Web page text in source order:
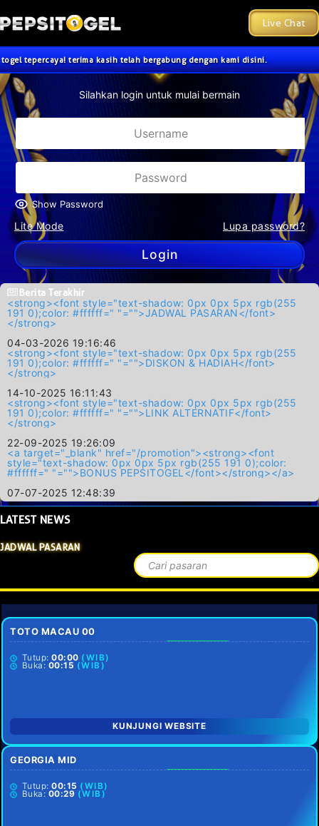
Live Chat
terima kasih telah bergabung dengan kami disini.
Silahkan login untuk mulai bermain
Show Password
Lite Mode Lupa password?
Login
Berita Terakhir
<strong><font style="text-shadow: 0px 0px 5px rgb(255
191 0);color: #ffffff=" "="">JADWAL PASARAN</font>
</strong>
04-03-2026 19:16:46
<strong><font style="text-shadow: 0px 0px 5px rgb(255
191 0);color: #ffffff=" "="">DISKON & HADIAH</font>
</strong>
14-10-2025 16:11:43
<strong><font style="text-shadow: 0px 0px 5px rgb(255
191 0);color: #ffffff=" "="">LINK ALTERNATIF</font>
</strong>
22-09-2025 19:26:09
<a target="_blank" href="/promotion"><strong><font
style="text-shadow: 0px 0px 5px rgb(255 191 0);color:
#ffffff=" "="">BONUS PEPSITOGEL</font></strong></a>
07-07-2025 12:48:39
LATESTNEWS
JADWAL PASARAN
TOTO MACAU 00
Tutup:00:00 (WIB)
Buka: 00:15 (WIB)
KUNJUNGI WEBSITE
GEORGIA MID
Tutup:00:15 (WIB)
Buka: 00:29 (WIB)